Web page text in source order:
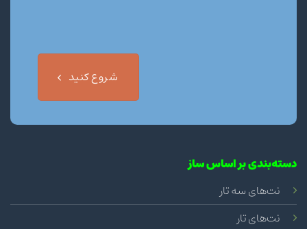
شروع کنید
دسته‌بندی بر اساس ساز
نت‌های سه تار
نت‌های تار